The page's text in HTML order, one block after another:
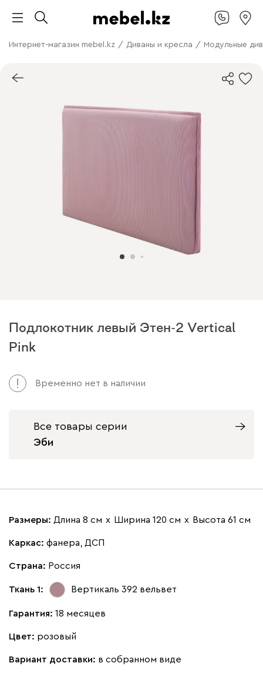
Интернет-магазин mebel.kz / Диваны и кресла / Модульные
Подлокотник левый Этен-2 Vertical
Pink
Временно нет в наличии
Все товары серии
Эби
Размеры: Длина 8 см х Ширина 120 см х Высота 61 см
Каркас: фанера, ДСП
Страна: Россия
Ткань 1: Вертикаль 392 вельвет
Гарантия: 18 месяцев
Цвет: розовый
Вариант доставки: в собранном виде